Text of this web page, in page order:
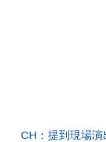
CH：提到現場